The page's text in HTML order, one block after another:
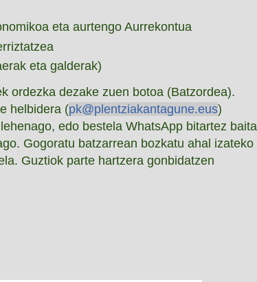
eta aurtengo Aurrekontua
eta galderak)
ordezka dezake zuen botoa (Batzordea).
helbidera (pk@plentziakantagune.eus)
edo bestela WhatsApp bitartez baita
. Gogoratu batzarrean bozkatu ahal izateko
Guztiok parte hartzera gonbidatzen